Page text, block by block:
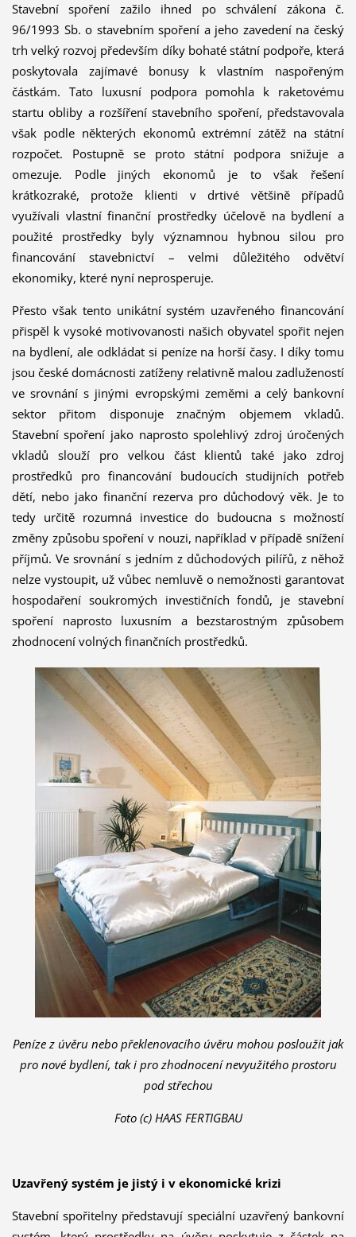
Stavební spoření zažilo ihned po schválení zákona č.
96/1993 Sb. o stavebním spoření a jeho zavedení na český
trh velký rozvoj především díky bohaté státní podpoře, která
poskytovala zajímavé bonusy k vlastním naspořeným
částkám. Tato luxusní podpora pomohla k raketovému
startu obliby a rozšíření stavebního spoření, představovala
však podle některých ekonomů extrémní zátěž na státní
rozpočet. Postupně se proto státní podpora snižuje a
omezuje. Podle jiných ekonomů je to však řešení
krátkozraké, protože klienti v drtivé většině případů
využívali vlastní finanční prostředky účelově na bydlení a
použité prostředky byly významnou hybnou silou pro
financování stavebnictví – velmi důležitého odvětví
ekonomiky, které nyní neprosperuje.
Přesto však tento unikátní systém uzavřeného financování
přispěl k vysoké motivovanosti našich obyvatel spořit nejen
na bydlení, ale odkládat si peníze na horší časy. I díky tomu
jsou české domácnosti zatíženy relativně malou zadlužeností
ve srovnání s jinými evropskými zeměmi a celý bankovní
sektor přitom disponuje značným objemem vkladů.
Stavební spoření jako naprosto spolehlivý zdroj úročených
vkladů slouží pro velkou část klientů také jako zdroj
prostředků pro financování budoucích studijních potřeb
dětí, nebo jako finanční rezerva pro důchodový věk. Je to
tedy určitě rozumná investice do budoucna s možností
změny způsobu spoření v nouzi, například v případě snížení
příjmů. Ve srovnání s jedním z důchodových pilířů, z něhož
nelze vystoupit, už vůbec nemluvě o nemožnosti garantovat
hospodaření soukromých investičních fondů, je stavební
spoření naprosto luxusním a bezstarostným způsobem
zhodnocení volných finančních prostředků.
Peníze z úvěru nebo překlenovacího úvěru mohou posloužit jak
pro nové bydlení, tak i pro zhodnocení nevyužitého prostoru
pod střechou
Foto (c) HAAS FERTIGBAU
Uzavřený systém je jistý i v ekonomické krizi
Stavební spořitelny představují speciální uzavřený bankovní